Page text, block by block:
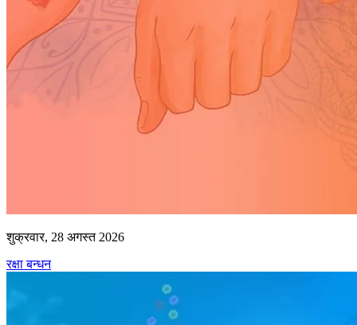
शुक्रवार, 28 अगस्त 2026
रक्षा बन्धन